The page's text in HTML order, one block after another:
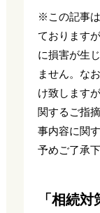
※この記事
ております
に損害が生
ません。な
け致します
関するご指
事内容に関
予めご了承下
「相続